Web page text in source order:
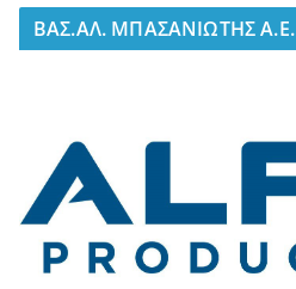
BΑΣ.ΑΛ. ΜΠΑΣΑΝΙΩΤΗΣ Α.Ε.